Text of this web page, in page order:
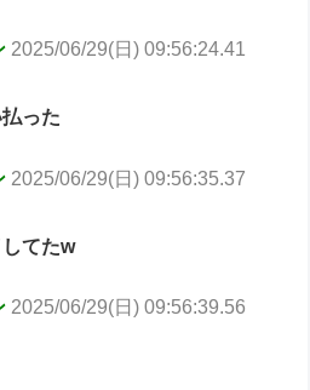
2025/06/29(日) 09:56:24.41
った
2025/06/29(日) 09:56:35.37
てたw
2025/06/29(日) 09:56:39.56